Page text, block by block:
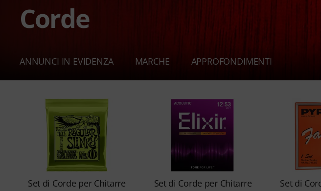
Corde
ANNUNCI IN EVIDENZA MARCHE APPROFONDIMENTI
Set di Corde per Chitarre
Set di Corde per Chitarre
Set di